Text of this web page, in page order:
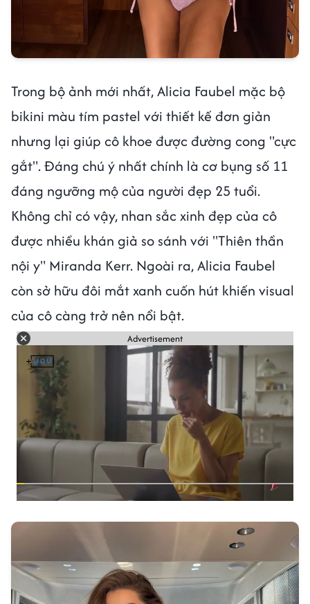
Trong bộ ảnh mới nhất, Alicia Faubel mặc bộ
bikini màu tím pastel với thiết kế đơn giản
nhưng lại giúp cô khoe được đường cong "cực
gắt". Đáng chú ý nhất chính là cơ bụng số 11
đáng ngưỡng mộ của người đẹp 25 tuổi.
Không chỉ có vậy, nhan sắc xinh đẹp của cô
được nhiều khán giả so sánh với "Thiên thần
nội y" Miranda Kerr. Ngoài ra, Alicia Faubel
còn sở hữu đôi mắt xanh cuốn hút khiến visual
của cô càng trở nên nổi bật.
Advertisement